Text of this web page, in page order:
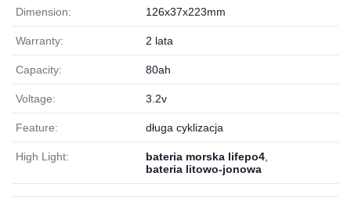
Dimension: 126x37x223mm
Warranty: 2 lata
Capacity: 80ah
Voltage: 3.2v
Feature: długa cyklizacja
High Light: bateria morska lifepo4
bateria litowo-jonowa